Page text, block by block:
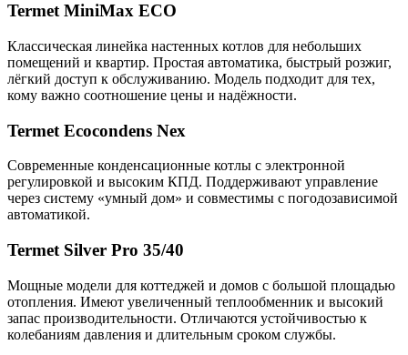
Termet MiniMax ECO
Классическая линейка настенных котлов для небольших
помещений и квартир. Простая автоматика, быстрый розжиг,
лёгкий доступ к обслуживанию. Модель подходит для тех,
кому важно соотношение цены и надёжности.
Termet Ecocondens Nex
Современные конденсационные котлы с электронной
регулировкой и высоким КПД. Поддерживают управление
через систему «умный дом» и совместимы с погодозависимой
автоматикой.
Termet Silver Pro 35/40
Мощные модели для коттеджей и домов с большой площадью
отопления. Имеют увеличенный теплообменник и высокий
запас производительности. Отличаются устойчивостью к
колебаниям давления и длительным сроком службы.